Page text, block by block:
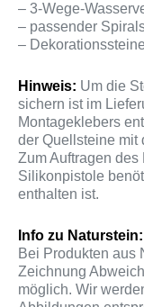
– 3-Wege-
– passender
–
Hinweis: Um die
sichern ist im
Montageklebers
der Quellsteine mit
Zum Auftragen
Silikonpistole
enthalten ist.
Info zu Naturstein:
Bei Produkten aus
Zeichnung
möglich. Wir